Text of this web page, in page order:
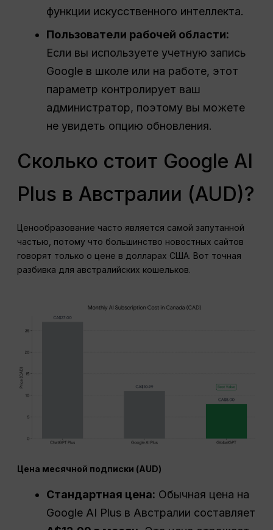
функции искусственного интеллекта.
Пользователи рабочей области:
Если вы используете учетную запись
Google в школе или на работе, этот
параметр контролирует ваш
администратор, поэтому вы можете
не увидеть опцию обновления.
Сколько стоит Google AI
Plus в Австралии (AUD)?
Ценообразование часто является самой запутанной
частью, потому что большинство новостных сайтов
говорят только о цене в долларах США. Вот точная
разбивка для австралийских кошельков.
Цена месячной подписки (AUD)
Стандартная цена: Обычная цена на
Google AI Plus в Австралии составляет